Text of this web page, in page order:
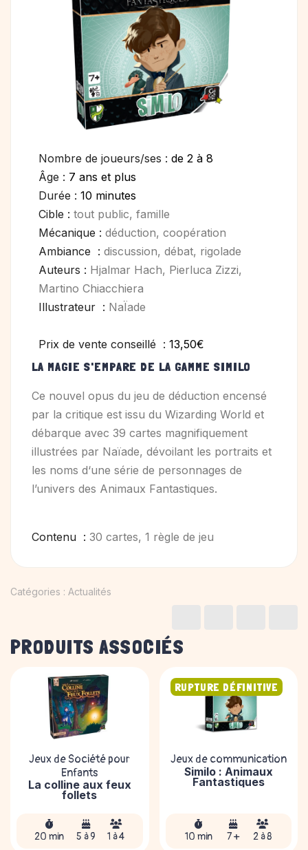
Nombre de joueurs/ses : de 2 à 8
Âge : 7 ans et plus
Durée : 10 minutes
Cible : tout public, famille
Mécanique : déduction, coopération
Ambiance : discussion, débat, rigolade
Auteurs : Hjalmar Hach, Pierluca Zizzi,
Martino Chiacchiera
Illustrateur : NaÏade
Prix de vente conseillé : 13,50€
LA MAGIE S'EMPARE DE LA GAMME SIMILO
Ce nouvel opus du jeu de déduction encensé
par la critique est issu du Wizarding World et
débarque avec 39 cartes magnifiquement
illustrées par Naïade, dévoilant les portraits et
les noms d‘une série de personnages de
l’univers des Animaux Fantastiques.
Contenu : 30 cartes, 1 règle de jeu
Catégories : Actualités
PRODUITS ASSOCIÉS
Jeux de Société pour
Enfants
La colline aux feux
follets
20 min 5 à 9 1 à 4
Jeux de communication
Similo : Animaux
Fantastiques
10 min 7 + 2 à 8
RUPTURE DÉFINITIVE